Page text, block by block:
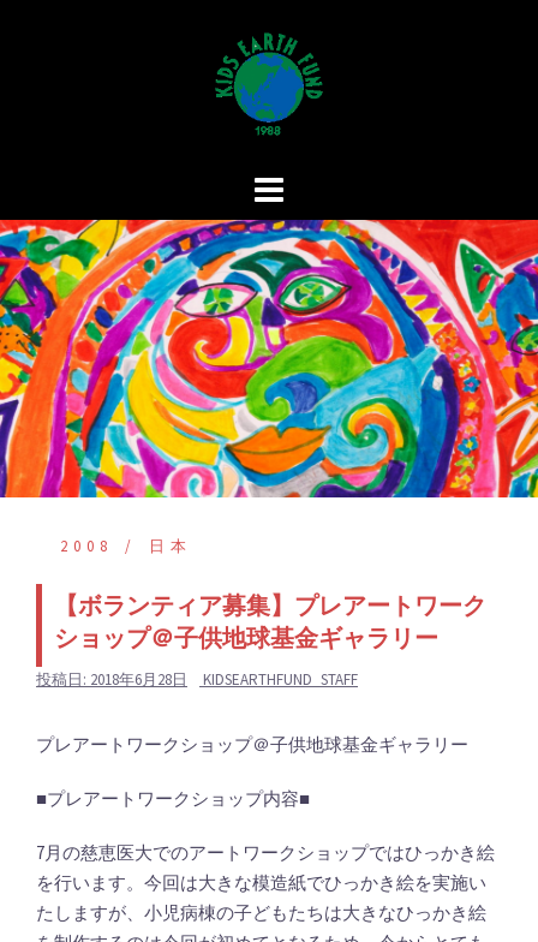
キ
ッ
プ
2008 日本
【ボランティア募集】プレアートワーク
ショップ＠子供地球基金ギャラリー
投稿日: 2018年6月28日 KIDSEARTHFUND_STAFF
プレアートワークショップ＠子供地球基金ギャラリー
■プレアートワークショップ内容■
7月の慈恵医大でのアートワークショップではひっかき絵
を行います。今回は大きな模造紙でひっかき絵を実施い
たしますが、小児病棟の子どもたちは大きなひっかき絵